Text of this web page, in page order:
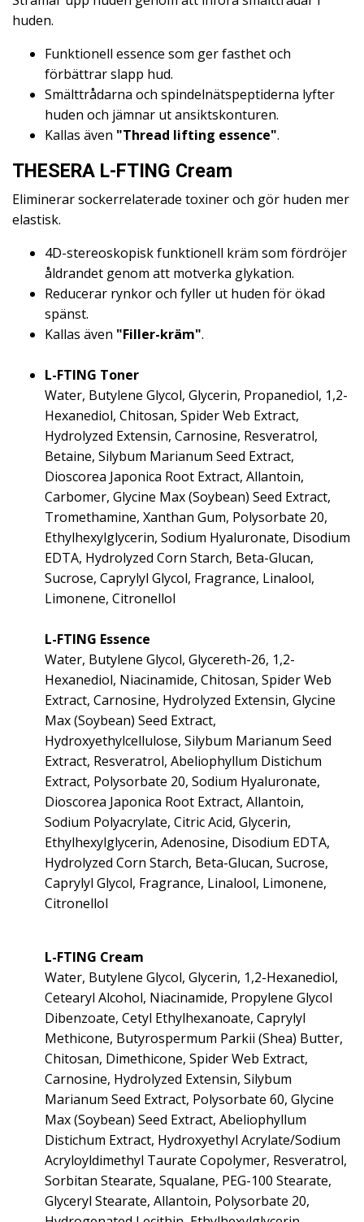
huden.
Funktionell essence som ger fasthet och
förbättrar slapp hud.
Smälttrådarna och spindelnätspeptiderna lyfter
huden och jämnar ut ansiktskonturen.
Kallas även "Thread lifting essence".
THESERA L-FTING Cream
Eliminerar sockerrelaterade toxiner och gör huden mer
elastisk.
4D-stereoskopisk funktionell kräm som fördröjer
åldrandet genom att motverka glykation.
Reducerar rynkor och fyller ut huden för ökad
spänst.
Kallas även "Filler-kräm".
L-FTING Toner
Water, Butylene Glycol, Glycerin, Propanediol, 1,2-
Hexanediol, Chitosan, Spider Web Extract,
Hydrolyzed Extensin, Carnosine, Resveratrol,
Betaine, Silybum Marianum Seed Extract,
Dioscorea Japonica Root Extract, Allantoin,
Carbomer, Glycine Max (Soybean) Seed Extract,
Tromethamine, Xanthan Gum, Polysorbate 20,
Ethylhexylglycerin, Sodium Hyaluronate, Disodium
EDTA, Hydrolyzed Corn Starch, Beta-Glucan,
Sucrose, Caprylyl Glycol, Fragrance, Linalool,
Limonene, Citronellol
L-FTING Essence
Water, Butylene Glycol, Glycereth-26, 1,2-
Hexanediol, Niacinamide, Chitosan, Spider Web
Extract, Carnosine, Hydrolyzed Extensin, Glycine
Max (Soybean) Seed Extract,
Hydroxyethylcellulose, Silybum Marianum Seed
Extract, Resveratrol, Abeliophyllum Distichum
Extract, Polysorbate 20, Sodium Hyaluronate,
Dioscorea Japonica Root Extract, Allantoin,
Sodium Polyacrylate, Citric Acid, Glycerin,
Ethylhexylglycerin, Adenosine, Disodium EDTA,
Hydrolyzed Corn Starch, Beta-Glucan, Sucrose,
Caprylyl Glycol, Fragrance, Linalool, Limonene,
Citronellol
L-FTING Cream
Water, Butylene Glycol, Glycerin, 1,2-Hexanediol,
Cetearyl Alcohol, Niacinamide, Propylene Glycol
Dibenzoate, Cetyl Ethylhexanoate, Caprylyl
Methicone, Butyrospermum Parkii (Shea) Butter,
Chitosan, Dimethicone, Spider Web Extract,
Carnosine, Hydrolyzed Extensin, Silybum
Marianum Seed Extract, Polysorbate 60, Glycine
Max (Soybean) Seed Extract, Abeliophyllum
Distichum Extract, Hydroxyethyl Acrylate/Sodium
Acryloyldimethyl Taurate Copolymer, Resveratrol,
Sorbitan Stearate, Squalane, PEG-100 Stearate,
Glyceryl Stearate, Allantoin, Polysorbate 20,